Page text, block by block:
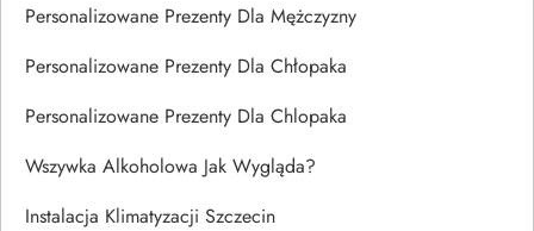
Personalizowane Prezenty Dla Mężczyzny
Personalizowane Prezenty Dla Chłopaka
Personalizowane Prezenty Dla Chlopaka
Wszywka Alkoholowa Jak Wygląda?
Instalacja Klimatyzacji Szczecin